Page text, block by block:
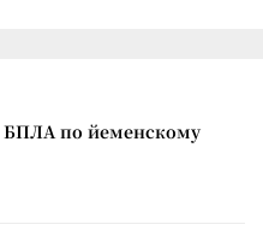
БПЛА по йеменскому